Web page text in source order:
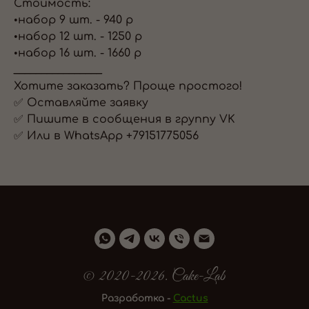
Стоимость:
•набор 9 шт. - 940 р
•набор 12 шт. - 1250 р
•набор 16 шт. - 1660 р
Хотите заказать? Проще простого!
✅ Оставляйте заявку
✅ Пишите в сообщения в группу VK
✅ Или в WhatsApp +79151775056
© 2020-2026. Cake-Lab
Разработка - Cactus